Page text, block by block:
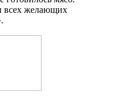
всех желающих